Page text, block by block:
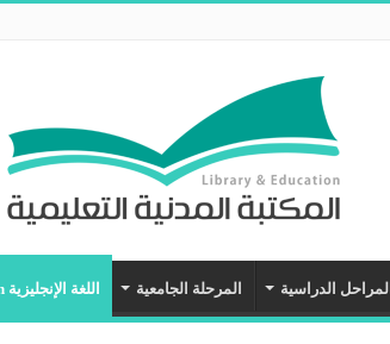
المراحل الدراسية المرحلة الجامعية اللغة الإنجليزية En